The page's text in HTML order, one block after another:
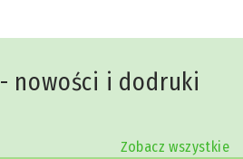
- nowości i dodruki
Zobacz wszystkie